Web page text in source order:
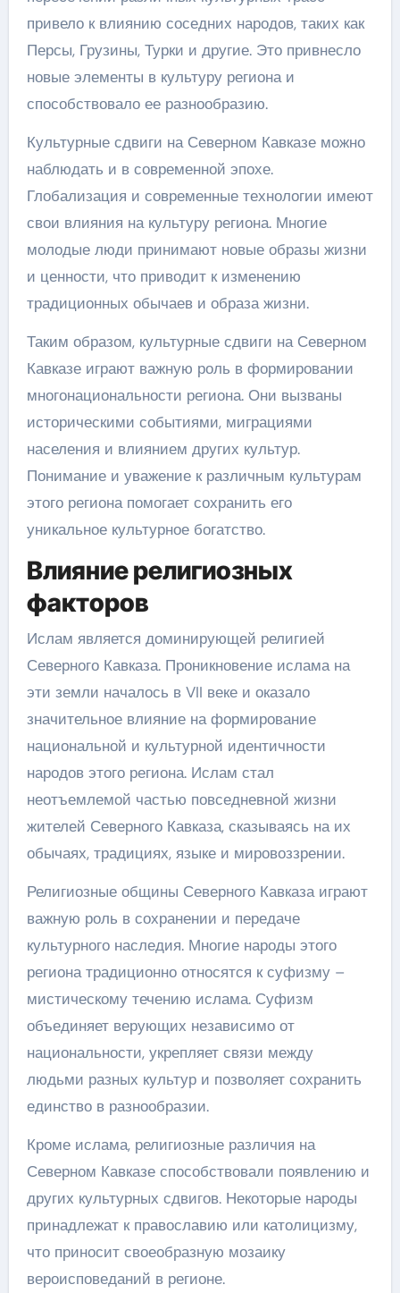
привело к влиянию соседних народов, таких как
Персы, Грузины, Турки и другие. Это привнесло
новые элементы в культуру региона и
способствовало ее разнообразию.
Культурные сдвиги на Северном Кавказе можно
наблюдать и в современной эпохе.
Глобализация и современные технологии имеют
свои влияния на культуру региона. Многие
молодые люди принимают новые образы жизни
и ценности, что приводит к изменению
традиционных обычаев и образа жизни.
Таким образом, культурные сдвиги на Северном
Кавказе играют важную роль в формировании
многонациональности региона. Они вызваны
историческими событиями, миграциями
населения и влиянием других культур.
Понимание и уважение к различным культурам
этого региона помогает сохранить его
уникальное культурное богатство.
Влияние религиозных
факторов
Ислам является доминирующей религией
Северного Кавказа. Проникновение ислама на
эти земли началось в VII веке и оказало
значительное влияние на формирование
национальной и культурной идентичности
народов этого региона. Ислам стал
неотъемлемой частью повседневной жизни
жителей Северного Кавказа, сказываясь на их
обычаях, традициях, языке и мировоззрении.
Религиозные общины Северного Кавказа играют
важную роль в сохранении и передаче
культурного наследия. Многие народы этого
региона традиционно относятся к суфизму –
мистическому течению ислама. Суфизм
объединяет верующих независимо от
национальности, укрепляет связи между
людьми разных культур и позволяет сохранить
единство в разнообразии.
Кроме ислама, религиозные различия на
Северном Кавказе способствовали появлению и
других культурных сдвигов. Некоторые народы
принадлежат к православию или католицизму,
что приносит своеобразную мозаику
вероисповеданий в регионе.